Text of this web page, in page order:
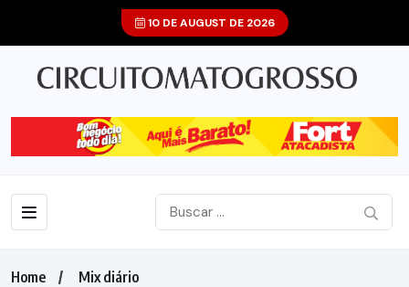
10 DE AUGUST DE 2026
Home
Mix diário